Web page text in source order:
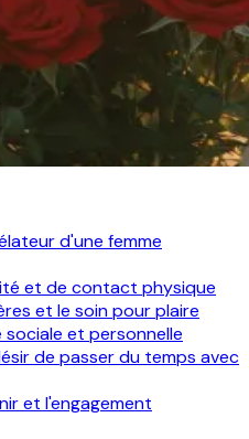
d'une femme
et de contact physique
et le soin pour plaire
et personnelle
de passer du temps avec
et l'engagement